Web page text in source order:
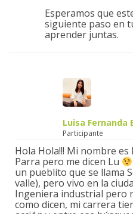
Esperamos que
siguiente paso en
aprender juntas.
Luisa Fernanda
Participante
Hola Hola!!! Mi nombre
Parra pero me dicen Lu
un pueblito que se llama
valle), pero vivo en la
Ingeniera industrial pero
como dicen, mi carrera